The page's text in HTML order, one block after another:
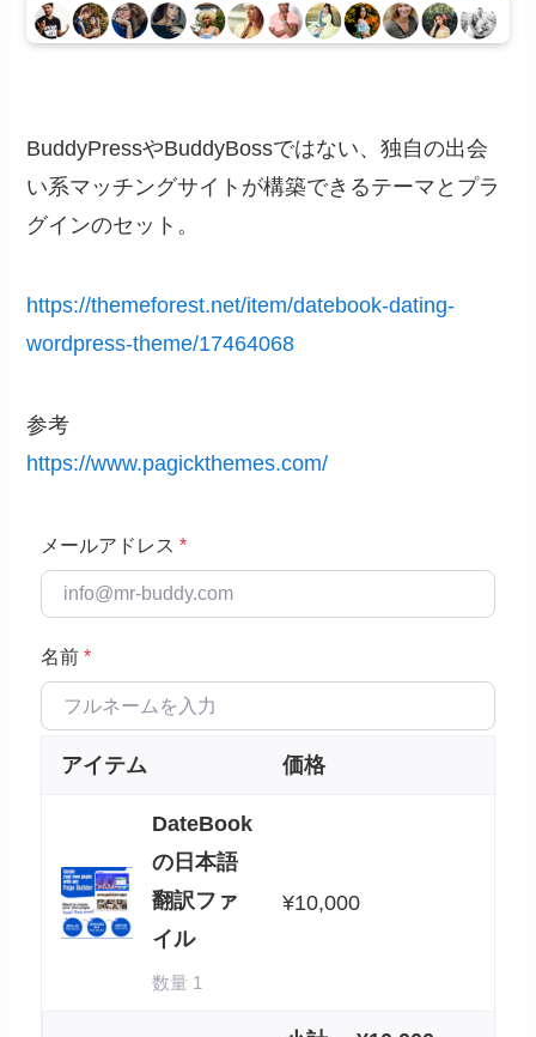
BuddyPressやBuddyBossではない、独自の出会
い系マッチングサイトが構築できるテーマとプラ
グインのセット。
https://themeforest.net/item/datebook-dating-
wordpress-theme/17464068
参考
https://www.pagickthemes.com/
メールアドレス *
名前 *
アイテム 価格
DateBook
の日本語
翻訳ファ
イル
数量 1
¥10,000